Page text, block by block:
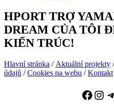
HPORT TRỢ
DREAM CỦA TÔI
KIẾN TRÚC!
Hlavní stránka / Aktuální projekty
údajů /Cookies na webu /Kontakt